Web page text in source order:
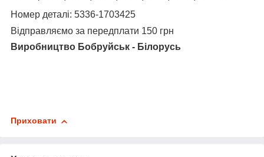
Номер деталі: 5336-1703425
Відправляємо за передплати 150 грн
Виробництво Бобруйськ - Білорусь
Приховати